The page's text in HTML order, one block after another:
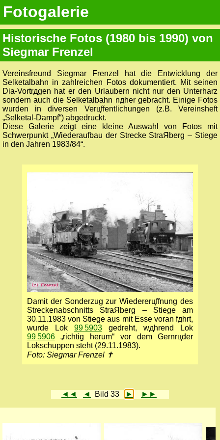
Fotogalerie
Historische Fotos (1980 bis 1990) von
Siegmar Frenzel
Vereinsfreund Siegmar Frenzel hat die Entwicklung der
Selketalbahn in zahlreichen Fotos dokumentiert. Mit seinen
Dia-Vortrдgen hat er den Urlaubern nicht nur den Unterharz
sondern auch die Selketalbahn nдher gebracht. Einige Fotos
wurden in diversen Verцffentlichungen (z.B. Vereinsheft
„Selketal-Dampf“) abgedruckt.
Diese Galerie zeigt eine kleine Auswahl von Fotos mit
Schwerpunkt „Wiederaufbau der Strecke StraЯberg – Stiege
in den Jahren 1983/84“.
Damit der Sonderzug zur Wiedererцffnung des
Streckenabschnitts StraЯberg – Stiege am
30.11.1983 von Stiege aus mit Esse voran fдhrt,
wurde Lok 99 5903gedreht, wдhrend Lok
99 5906„richtig herum“ vor dem Gernrцder
Lokschuppen steht (29.11.1983).
Foto: Siegmar Frenzel ✝
◄◄ ◄ Bild 33 ► ►►